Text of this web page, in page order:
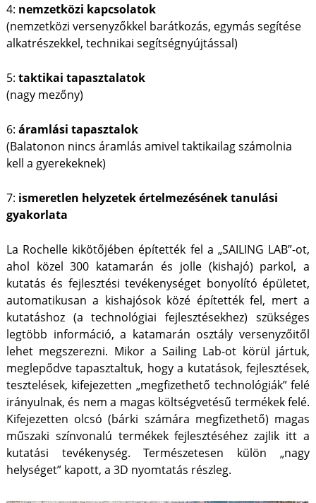
4: nemzetközi kapcsolatok
(nemzetközi versenyzőkkel barátkozás, egymás segítése
alkatrészekkel, technikai segítségnyújtással)
5: taktikai tapasztalatok
(nagy mezőny)
6: áramlási tapasztalok
(Balatonon nincs áramlás amivel taktikailag számolnia
kell a gyerekeknek)
7: ismeretlen helyzetek értelmezésének tanulási
gyakorlata
La Rochelle kikötőjében építették fel a „SAILING LAB”-ot,
ahol közel 300 katamarán és jolle (kishajó) parkol, a
kutatás és fejlesztési tevékenységet bonyolító épületet,
automatikusan a kishajósok közé építették fel, mert a
kutatáshoz (a technológiai fejlesztésekhez) szükséges
legtöbb információ, a katamarán osztály versenyzőitől
lehet megszerezni. Mikor a Sailing Lab-ot körül jártuk,
meglepődve tapasztaltuk, hogy a kutatások, fejlesztések,
tesztelések, kifejezetten „megfizethető technológiák” felé
irányulnak, és nem a magas költségvetésű termékek felé.
Kifejezetten olcsó (bárki számára megfizethető) magas
műszaki színvonalú termékek fejlesztéséhez zajlik itt a
kutatási tevékenység. Természetesen külön „nagy
helységet” kapott, a 3D nyomtatás részleg.